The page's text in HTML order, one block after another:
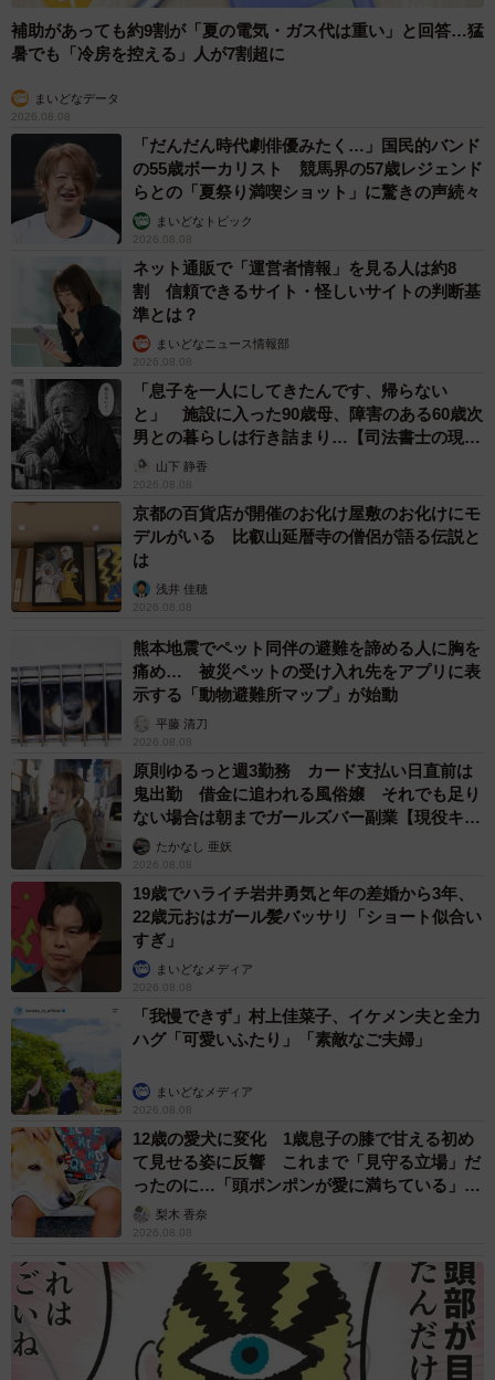
補助があっても約9割が「夏の電気・ガス代は重い」と回答…猛
暑でも「冷房を控える」人が7割超に
まいどなデータ
2026.08.08
「だんだん時代劇俳優みたく…」国民的バンド
の55歳ボーカリスト 競馬界の57歳レジェンド
らとの「夏祭り満喫ショット」に驚きの声続々
まいどなトピック
2026.08.08
ネット通販で「運営者情報」を見る人は約8
割 信頼できるサイト・怪しいサイトの判断基
準とは？
まいどなニュース情報部
2026.08.08
「息子を一人にしてきたんです、帰らない
と」 施設に入った90歳母、障害のある60歳次
男との暮らしは行き詰まり…【司法書士の現場
から】山下 静香
2026.08.08
京都の百貨店が開催のお化け屋敷のお化けにモ
デルがいる 比叡山延暦寺の僧侶が語る伝説と
は
浅井 佳穂
2026.08.08
熊本地震でペット同伴の避難を諦める人に胸を
痛め… 被災ペットの受け入れ先をアプリに表
示する「動物避難所マップ」が始動
平藤 清刀
2026.08.08
原則ゆるっと週3勤務 カード支払い日直前は
鬼出勤 借金に追われる風俗嬢 それでも足り
ない場合は朝までガールズバー副業【現役キャ
ストに取材】
たかなし 亜妖
2026.08.08
19歳でハライチ岩井勇気と年の差婚から3年、
22歳元おはガール髪バッサリ「ショート似合い
すぎ」
まいどなメディア
2026.08.08
「我慢できず」村上佳菜子、イケメン夫と全力
ハグ「可愛いふたり」「素敵なご夫婦」
まいどなメディア
2026.08.08
12歳の愛犬に変化 1歳息子の膝で甘える初め
て見せる姿に反響 これまで「見守る立場」だ
ったのに…「頭ポンポンが愛に満ちている」
「尊…」
梨木 香奈
2026.08.08